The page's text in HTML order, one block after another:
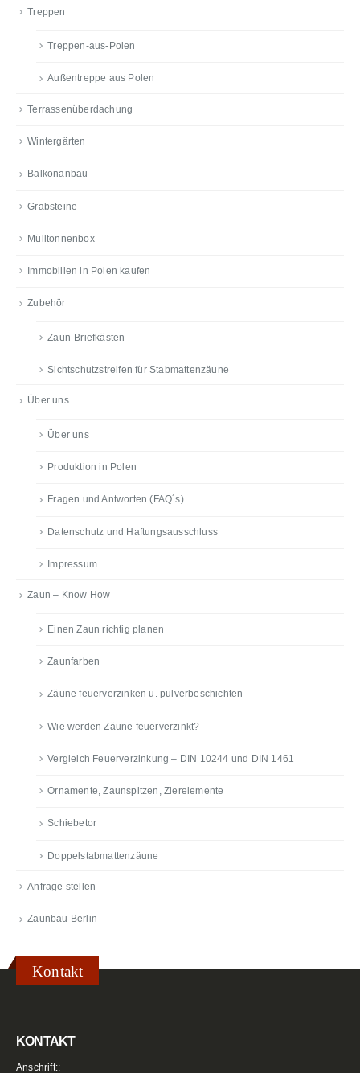
Treppen
Treppen-aus-Polen
Außentreppe aus Polen
Terrassenüberdachung
Wintergärten
Balkonanbau
Grabsteine
Mülltonnenbox
Immobilien in Polen kaufen
Zubehör
Zaun-Briefkästen
Sichtschutzstreifen für Stabmattenzäune
Über uns
Über uns
Produktion in Polen
Fragen und Antworten (FAQ´s)
Datenschutz und Haftungsausschluss
Impressum
Zaun – Know How
Einen Zaun richtig planen
Zaunfarben
Zäune feuerverzinken u. pulverbeschichten
Wie werden Zäune feuerverzinkt?
Vergleich Feuerverzinkung – DIN 10244 und DIN 1461
Ornamente, Zaunspitzen, Zierelemente
Schiebetor
Doppelstabmattenzäune
Anfrage stellen
Zaunbau Berlin
Kontakt
KONTAKT
Anschrift::